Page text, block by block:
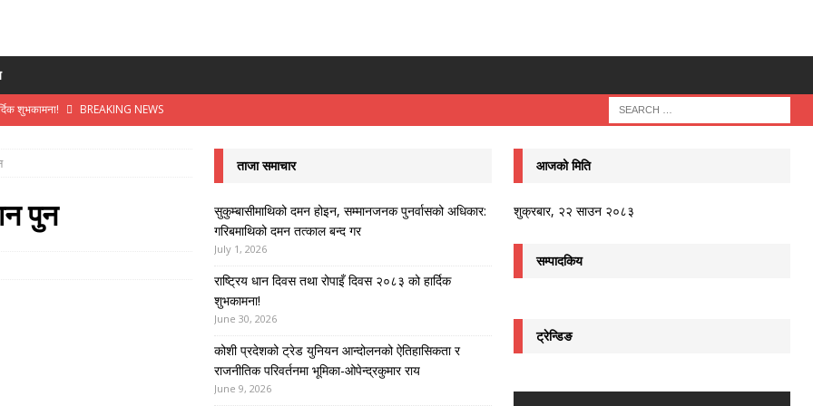
शुभकामना!
BREAKING NEWS
मार्ग-अजय निरौला
पक्षहरू – अजय निरौला
गरिबमाथिको दमन तत्काल बन्द गर BREAKING NEWS
पुन
ताजा समाचार
सुकुम्बासीमाथिको दमन होइन, सम्मानजनक पुनर्वासको अधिकार:
गरिबमाथिको दमन तत्काल बन्द गर
July 1, 2026
राष्ट्रिय धान दिवस तथा रोपाइँ दिवस २०८३ को हार्दिक
शुभकामना!
June 30, 2026
कोशी प्रदेशको ट्रेड युनियन आन्दोलनको ऐतिहासिकता र
राजनीतिक परिवर्तनमा भूमिका-ओपेन्द्रकुमार राय
June 9, 2026
आजको मिति
शुक्रबार, २२ साउन २०८३
सम्पादकिय
ट्रेन्डिङ